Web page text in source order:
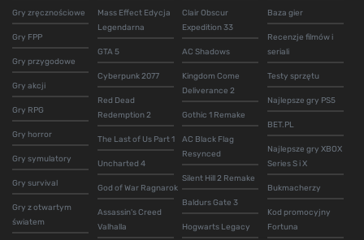
Gry zręcznościowe
Gry FPP
Gry przygodowe
Gry akcji
Gry RPG
Gry horror
Gry symulatory
Gry survival
Gry z otwartym
światem
Mass Effect Edycja
Legendarna
GTA 5
Cyberpunk 2077
Red Dead
Redemption 2
The Last of Us Part 1
Uncharted 4
God of War Ragnarok
Assassin's Creed
Valhalla
Clair Obscur
Expedition 33
AC Shadows
Kingdom Come
Deliverance 2
Gothic 1 Remake
AC Black Flag
Resynced
Silent Hill 2 Remake
Baldurs Gate 3
Hogwarts Legacy
Baza gier
Recenzje filmów i
seriali
Testy sprzętu
Najlepsze gry PS5
BET.PL
Najlepsze gry XBOX
Series S i X
Bukmacherzy
Kod promocyjny
Fortuna